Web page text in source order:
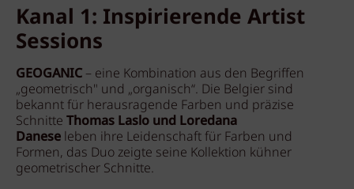
Kanal 1: Inspirierende Artist
Sessions
GEOGANIC – eine Kombination aus den Begriffen
„geometrisch" und „organisch“. Die Belgier sind
bekannt für herausragende Farben und präzise
Schnitte Thomas Laslo und Loredana
Danese leben ihre Leidenschaft für Farben und
Formen, das Duo zeigte seine Kollektion kühner
geometrischer Schnitte.